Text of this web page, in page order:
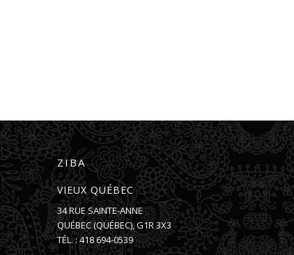
ZIBA
VIEUX QUÉBEC
34 RUE SAINTE-ANNE
QUÉBEC(QUÉBEC),G1R 3X3
TÉL. :418 694-0539